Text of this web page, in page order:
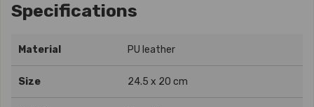
Specifications
Material PU leather
Size 24.5 x 20 cm